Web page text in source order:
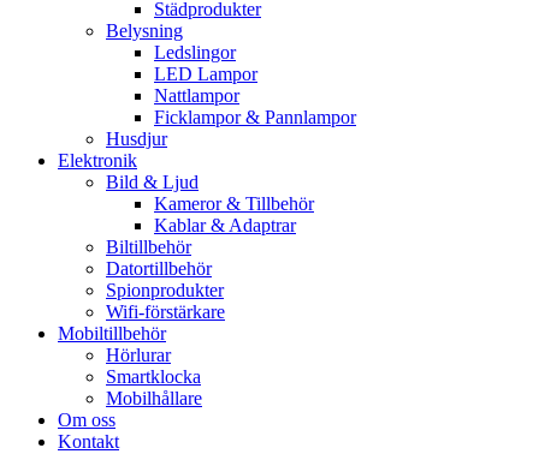
Städprodukter
Belysning
Ledslingor
LED Lampor
Nattlampor
Ficklampor & Pannlampor
Husdjur
Elektronik
Bild & Ljud
Kameror & Tillbehör
Kablar & Adaptrar
Biltillbehör
Datortillbehör
Spionprodukter
Wifi-förstärkare
Mobiltillbehör
Hörlurar
Smartklocka
Mobilhållare
Om oss
Kontakt